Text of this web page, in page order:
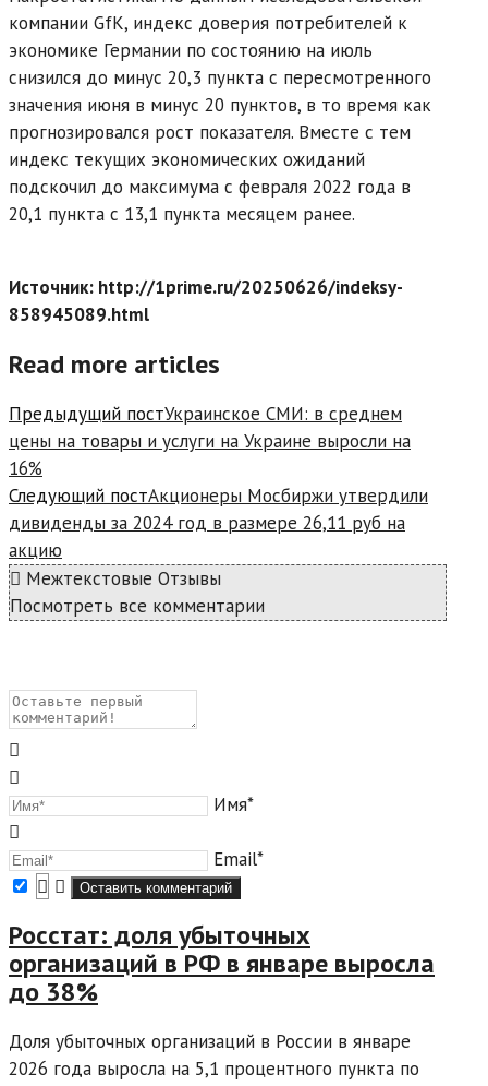
компании GfK, индекс доверия потребителей к
экономике Германии по состоянию на июль
снизился до минус 20,3 пункта с пересмотренного
значения июня в минус 20 пунктов, в то время как
прогнозировался рост показателя. Вместе с тем
индекс текущих экономических ожиданий
подскочил до максимума с февраля 2022 года в
20,1 пункта с 13,1 пункта месяцем ранее.
Источник: http://1prime.ru/20250626/indeksy-
858945089.html
Read more articles
Предыдущий постУкраинское СМИ: в среднем
цены на товары и услуги на Украине выросли на
16%
Следующий постАкционеры Мосбиржи утвердили
дивиденды за 2024 год в размере 26,11 руб на
акцию
Межтекстовые Отзывы
Посмотреть все комментарии
Имя*
Email*
Росстат: доля убыточных
организаций в РФ в январе выросла
до 38%
Доля убыточных организаций в России в январе
2026 года выросла на 5,1 процентного пункта по